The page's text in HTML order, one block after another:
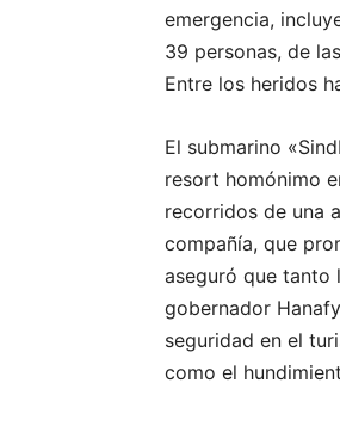
emergencia,
39 personas, de
Entre los heridos
El submarino
resort homónimo
recorridos de una
compañía, que
aseguró que tanto
gobernador
seguridad en el
como el